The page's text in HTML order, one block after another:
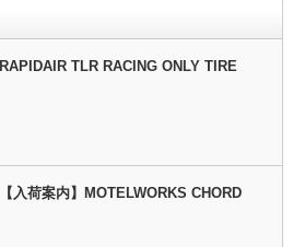
RAPIDAIR TLR RACING ONLY TIRE
【入荷案内】MOTELWORKS CHORD